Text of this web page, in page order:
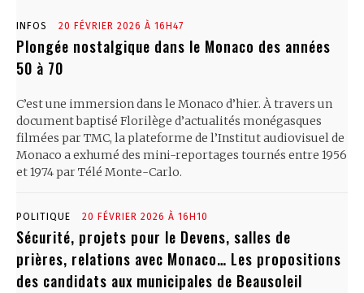
INFOS 20 FÉVRIER 2026 À 16H47
Plongée nostalgique dans le Monaco des années
50 à 70
C’est une immersion dans le Monaco d’hier. À travers un
document baptisé Florilège d’actualités monégasques
filmées par TMC, la plateforme de l’Institut audiovisuel de
Monaco a exhumé des mini-reportages tournés entre 1956
et 1974 par Télé Monte-Carlo.
POLITIQUE 20 FÉVRIER 2026 À 16H10
Sécurité, projets pour le Devens, salles de
prières, relations avec Monaco… Les propositions
des candidats aux municipales de Beausoleil